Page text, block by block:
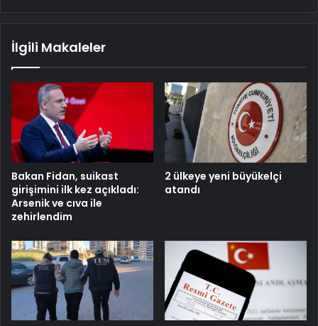
İlgili Makaleler
Bakan Fidan, suikast
girişimini ilk kez açıkladı:
Arsenik ve cıva ile
zehirlendim
2 ülkeye yeni büyükelçi
atandı